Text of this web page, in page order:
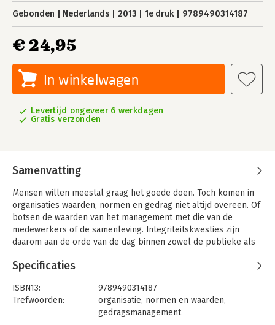
Gebonden Nederlands 2013 1e druk 9789490314187
€ 24,95
In winkelwagen
Levertijd ongeveer 6 werkdagen
Gratis verzonden
Samenvatting
Mensen willen meestal graag het goede doen. Toch komen in
organisaties waarden, normen en gedrag niet altijd overeen. Of
botsen de waarden van het management met die van de
medewerkers of de samenleving. Integriteitskwesties zijn
daarom aan de orde van de dag binnen zowel de publieke als
afgedaan als incidenten, maar hebben dieper liggende
bestuurders als om het besturen van integriteit binnen
organisaties.
Specificaties
ISBN13:
9789490314187
Trefwoorden:
organisatie, normen en waarden,
gedragsmanagement